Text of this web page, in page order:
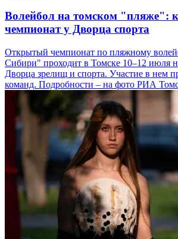
Волейбол на томском "пляже":
чемпионат у Дворца спорта
Открытый чемпионат по пляжному
Сибири" проходит в Томске 10–12 июля
Дворца зрелищ и спорта. Участие в нем
команд. Подробности – на фото РИА